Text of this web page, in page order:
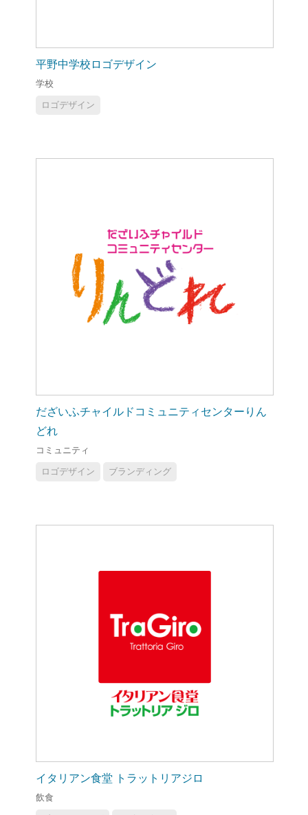
平野中学校ロゴデザイン
学校
ロゴデザイン
だざいふチャイルドコミュニティセンターりん
どれ
コミュニティ
ロゴデザイン ブランディング
イタリアン食堂 トラットリアジロ
飲食